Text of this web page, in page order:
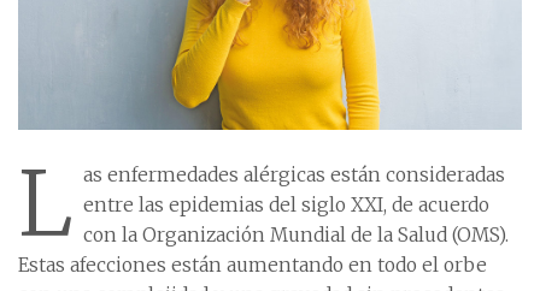
L as enfermedades alérgicas están consideradas
entre las epidemias del siglo XXI, de acuerdo
con la Organización Mundial de la Salud (OMS).
Estas afecciones están aumentando en todo el orbe